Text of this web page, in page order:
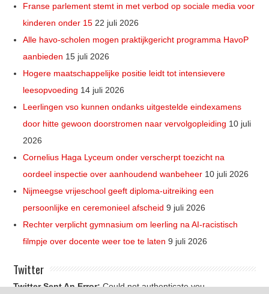
Franse parlement stemt in met verbod op sociale media voor
kinderen onder 15 22 juli 2026
Alle havo-scholen mogen praktijkgericht programma HavoP
aanbieden 15 juli 2026
Hogere maatschappelijke positie leidt tot intensievere
leesopvoeding 14 juli 2026
Leerlingen vso kunnen ondanks uitgestelde eindexamens
door hitte gewoon doorstromen naar vervolgopleiding 10 juli
2026
Cornelius Haga Lyceum onder verscherpt toezicht na
oordeel inspectie over aanhoudend wanbeheer 10 juli 2026
Nijmeegse vrijeschool geeft diploma-uitreiking een
persoonlijke en ceremonieel afscheid 9 juli 2026
Rechter verplicht gymnasium om leerling na AI-racistisch
filmpje over docente weer toe te laten 9 juli 2026
Twitter
Twitter Sent An Error:Could not authenticate you.